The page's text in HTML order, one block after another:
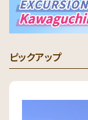
ピックアップ